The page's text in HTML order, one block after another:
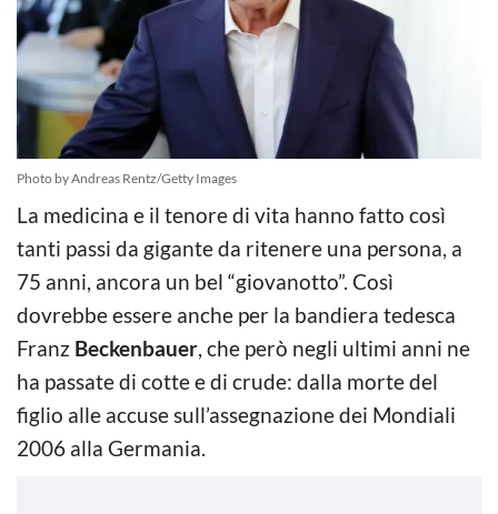
Photo by Andreas Rentz/Getty Images
La medicina e il tenore di vita hanno fatto così
tanti passi da gigante da ritenere una persona, a
75 anni, ancora un bel “giovanotto”. Così
dovrebbe essere anche per la bandiera tedesca
Franz Beckenbauer, che però negli ultimi anni ne
ha passate di cotte e di crude: dalla morte del
figlio alle accuse sull’assegnazione dei Mondiali
2006 alla Germania.